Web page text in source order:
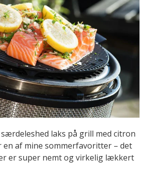
laks på grill med citron
af mine sommerfavoritter – det
er super nemt og virkelig lækkert